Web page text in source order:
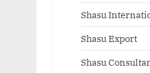
Shasu
Shasu Export
Shasu